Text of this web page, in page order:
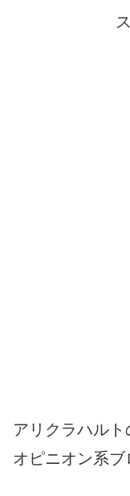
アリクラハルト
オピニオン系ブ